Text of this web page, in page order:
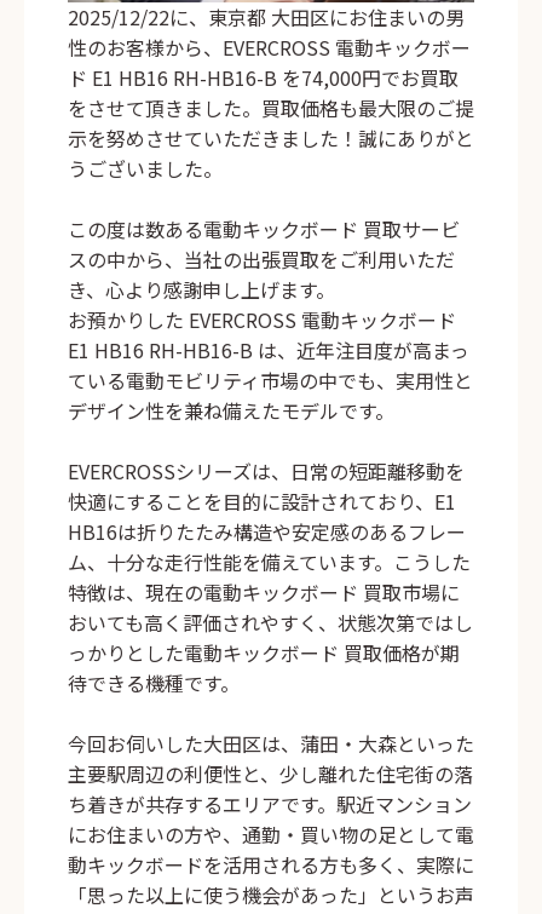
2025/12/22に、東京都 大田区にお住まいの男
性のお客様から、EVERCROSS 電動キックボー
ド E1 HB16 RH-HB16-B を74,000円でお買取
をさせて頂きました。買取価格も最大限のご提
示を努めさせていただきました！誠にありがと
うございました。
この度は数ある電動キックボード 買取サービ
スの中から、当社の出張買取をご利用いただ
き、心より感謝申し上げます。
お預かりした EVERCROSS 電動キックボード
E1 HB16 RH-HB16-B は、近年注目度が高まっ
ている電動モビリティ市場の中でも、実用性と
デザイン性を兼ね備えたモデルです。
EVERCROSSシリーズは、日常の短距離移動を
快適にすることを目的に設計されており、E1
HB16は折りたたみ構造や安定感のあるフレー
ム、十分な走行性能を備えています。こうした
特徴は、現在の電動キックボード 買取市場に
おいても高く評価されやすく、状態次第ではし
っかりとした電動キックボード 買取価格が期
待できる機種です。
今回お伺いした大田区は、蒲田・大森といった
主要駅周辺の利便性と、少し離れた住宅街の落
ち着きが共存するエリアです。駅近マンション
にお住まいの方や、通勤・買い物の足として電
動キックボードを活用される方も多く、実際に
「思った以上に使う機会があった」というお声